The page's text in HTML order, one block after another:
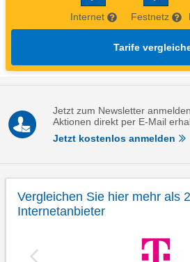
Internet Festnetz
Tarife
Jetzt zum Newsletter
Aktionen direkt per E-Mail
Jetzt kostenlos anmelden
Vergleichen Sie hier mehr als
Internetanbieter